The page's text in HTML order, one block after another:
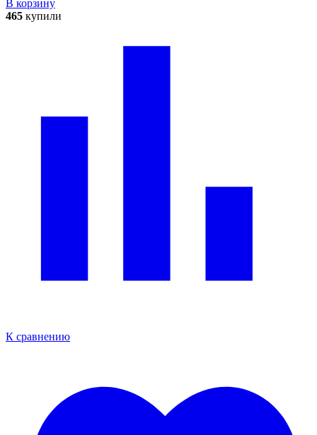
В корзину
465 купили
К сравнению